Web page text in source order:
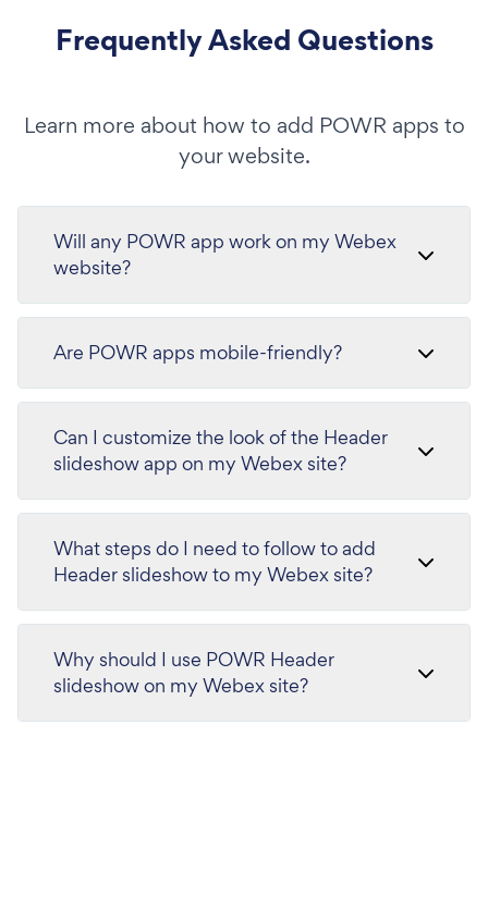
Frequently Asked Questions
Learn more about how to add POWR apps to
your website.
Will any POWR app work on my Webex
website?
Are POWR apps mobile-friendly?
Can I customize the look of the Header
slideshow app on my Webex site?
What steps do I need to follow to add
Header slideshow to my Webex site?
Why should I use POWR Header
slideshow on my Webex site?